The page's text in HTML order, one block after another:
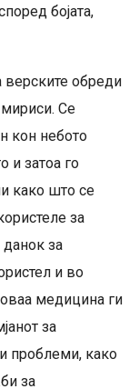
бојата,
верските обреди
мириси. Се
кон небото
и затоа го
како што се
за
за
и во
медицина ги
за
проблеми, како
за